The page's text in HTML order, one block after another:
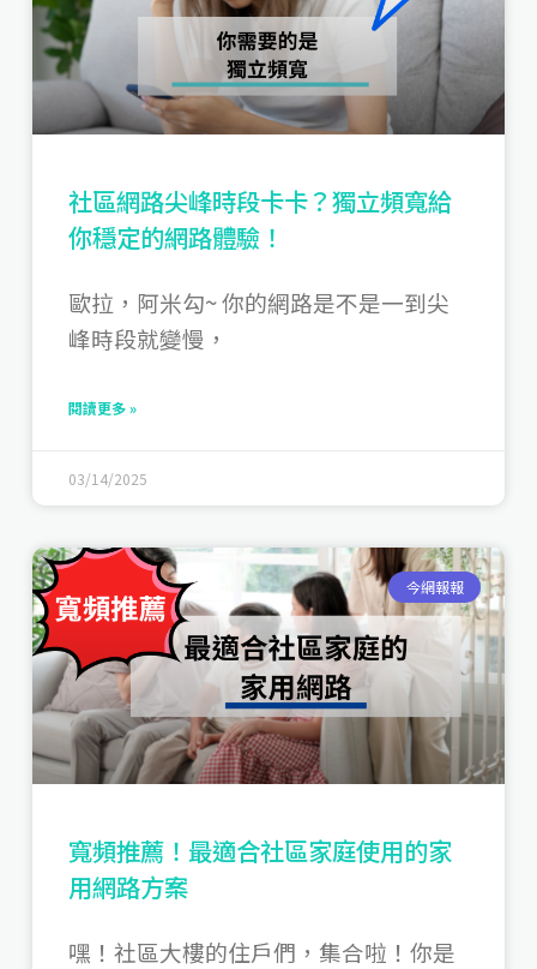
社區網路尖峰時段卡卡？獨立頻寬給
你穩定的網路體驗！
歐拉，阿米勾~ 你的網路是不是一到尖
峰時段就變慢，
閱讀更多 »
03/14/2025
今網報報
寬頻推薦！最適合社區家庭使用的家
用網路方案
嘿！社區大樓的住戶們，集合啦！你是